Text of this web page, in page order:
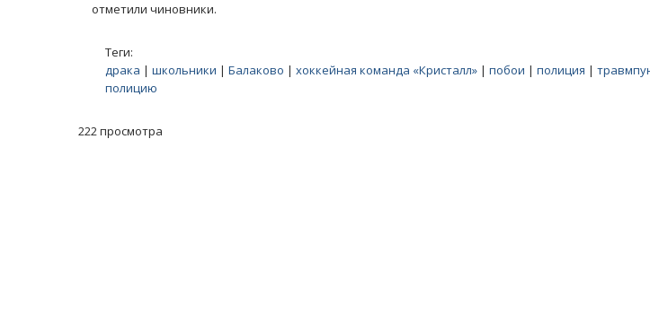
отметили чиновники.
Теги:
драка | школьники | Балаково | хоккейная команда «Кристалл» | побои | полиция |
полицию
222 просмотра